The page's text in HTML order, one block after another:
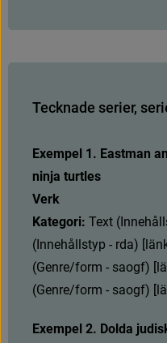
Tecknade serier, seri
Exempel 1. Eastman
ninja turtles
Verk
Kategori: Text (Innehåll
(Innehållstyp - rda) [län
(Genre/form - saogf) [lä
(Genre/form - saogf) [lä
Exempel 2. Dolda